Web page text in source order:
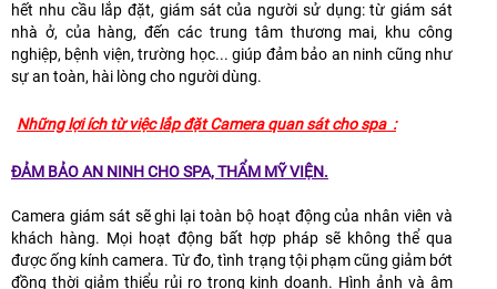
hết nhu cầu lắp đặt, giám sát của người sử dụng: từ giám sát
nhà ở, của hàng, đến các trung tâm thương mai, khu công
nghiệp, bệnh viện, trường học... giúp đảm bảo an ninh cũng như
sự an toàn, hài lòng cho người dùng.
Những lợi ích từ việc lắp đặt Camera quan sát cho spa :
ĐẢM BẢO AN NINH CHO SPA, THẨM MỸ VIỆN.
Camera giám sát sẽ ghi lại toàn bộ hoạt động của nhân viên và
khách hàng. Mọi hoạt động bất hợp pháp sẽ không thể qua
được ống kính camera. Từ đo, tình trạng tội phạm cũng giảm bớt
đồng thời giảm thiểu rủi ro trong kinh doanh. Hình ảnh và âm